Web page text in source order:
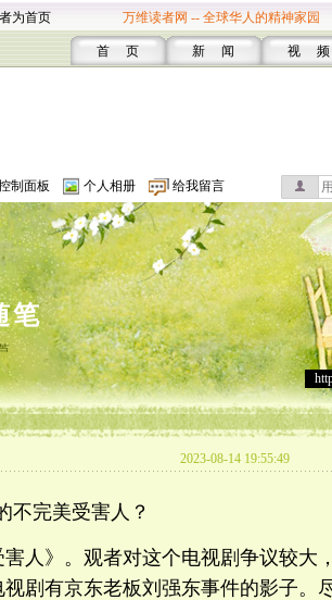
为首页 万维读者网 -- 全球华人的精神家园
首 页 新 闻 视 频
制面板 个人相册 给我留言
笔
2023-08-14 19:55:49
不完美受害人？
人》。观者对这个电视剧争议较大，
剧有京东老板刘强东事件的影子。